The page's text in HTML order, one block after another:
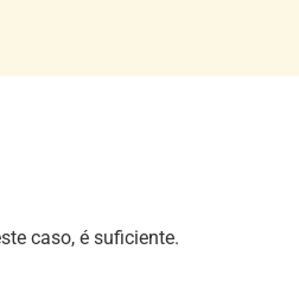
caso, é suficiente.
a entrada circular perfurada na